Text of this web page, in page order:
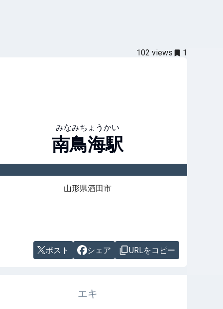
102 views 1
みなみちょうかい
南鳥海駅
山形県酒田市
ポスト シェア URLをコピー
エキ